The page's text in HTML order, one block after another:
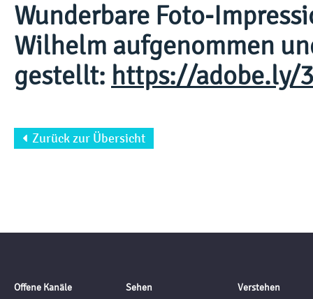
Wunderbare Foto-
Wilhelm aufgenommen
gestellt: https://adobe.ly/
Zurück zur Übersicht
Offene Kanäle
Sehen
Verstehen